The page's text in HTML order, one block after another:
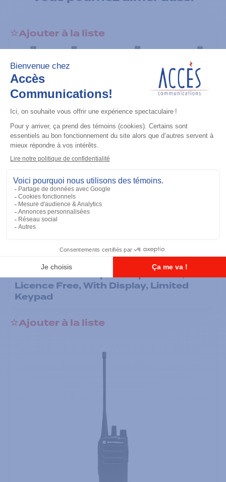
Ajouter à la liste
DTR700 900M Spread Spectrum,
Licence Free, With Display, Limited
Keypad
Ajouter à la liste